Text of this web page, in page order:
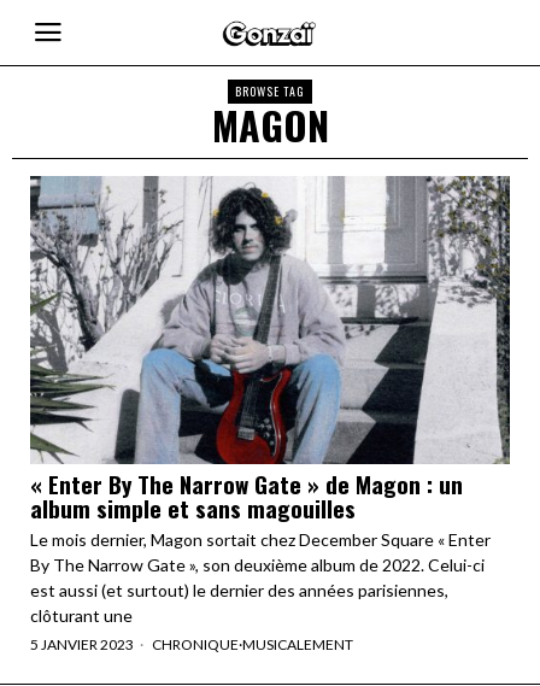
BROWSE TAG
MAGON
« Enter By The Narrow Gate » de Magon : un
album simple et sans magouilles
Le mois dernier, Magon sortait chez December Square « Enter
By The Narrow Gate », son deuxième album de 2022. Celui-ci
est aussi (et surtout) le dernier des années parisiennes,
clôturant une
5 JANVIER 2023 CHRONIQUE·MUSICALEMENT